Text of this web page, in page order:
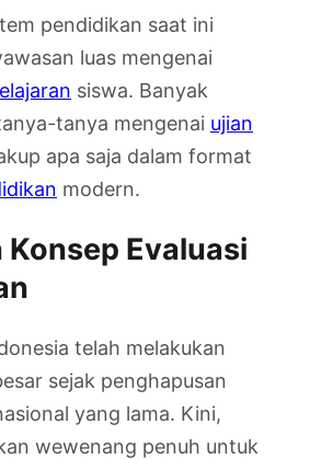
pendidikan saat ini
luas mengenai
siswa. Banyak
tanya mengenai ujian
apa saja dalam format
modern.
Konsep Evaluasi
telah melakukan
sejak penghapusan
yang lama. Kini,
wewenang penuh untuk